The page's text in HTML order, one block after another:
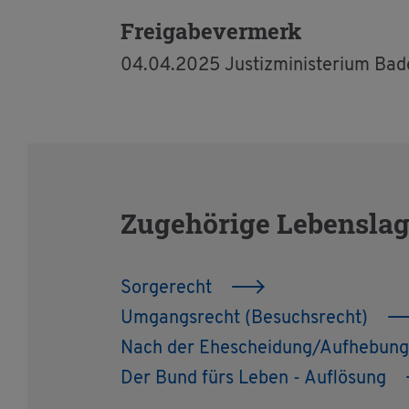
Frei­ga­be­ver­merk
04.04.2025 Jus­tiz­mi­nis­te­ri­um
Zu­ge­hö­ri­ge
Sor­ge­recht
Um­gangs­recht (Be­suchs­recht)
Nach der Ehe­schei­dung/Auf­he­bung
Der Bund fürs Leben - Auf­lö­sung